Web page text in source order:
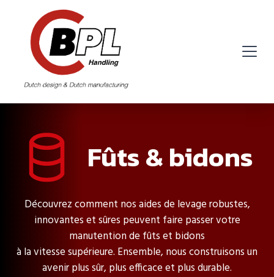
Fûts & bidons
Découvrez comment nos aides de levage robustes,
innovantes et sûres peuvent faire passer votre
manutention de fûts et bidons
à la vitesse supérieure. Ensemble, nous construisons un
avenir plus sûr, plus efficace et plus durable.